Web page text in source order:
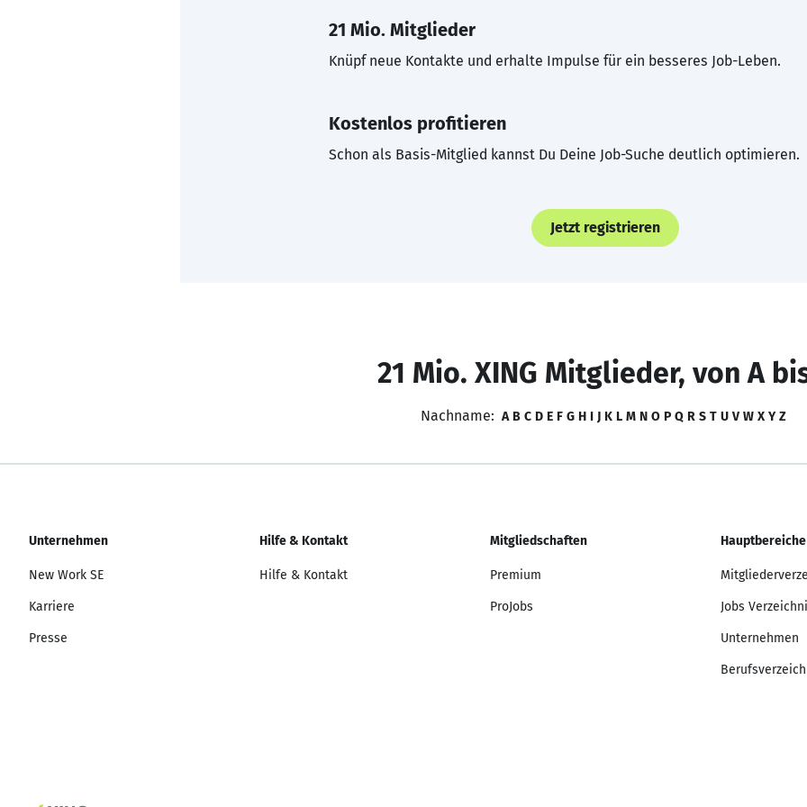
21 Mio. Mitglieder
Knüpf neue Kontakte und erhalte Impulse für ein besseres Job-Leben.
Kostenlos profitieren
Schon als Basis-Mitglied kannst Du Deine Job-Suche deutlich optimieren.
Jetzt registrieren
21 Mio. XING Mitglieder, von A
Nachname: A B C D E F G H I J K L M N O P Q R S T U V W X Y Z
Unternehmen
New Work SE
Karriere
Presse
Hilfe & Kontakt
Hilfe & Kontakt
Mitgliedschaften
Premium
ProJobs
Hauptbereiche
Jobs
Unternehmen